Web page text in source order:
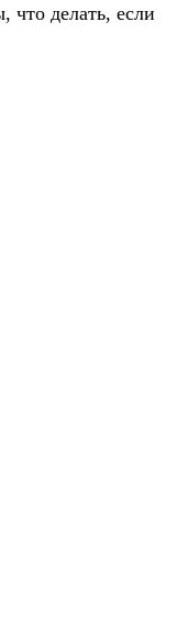
что делать, если